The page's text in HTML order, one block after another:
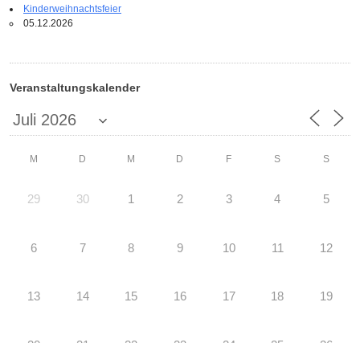
Kinderweihnachtsfeier
05.12.2026
Veranstaltungskalender
M D M D F S S
29 30 1 2 3 4 5
6 7 8 9 10 11 12
13 14 15 16 17 18 19